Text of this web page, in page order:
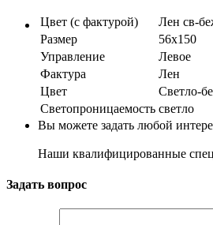
Цвет (с фактурой)
Лен св-
Размер
56х150
Управление
Левое
Фактура
Лен
Цвет
Светло-
Светопроницаемость светло
Вы можете задать любой
Наши квалифицированные
Задать вопрос